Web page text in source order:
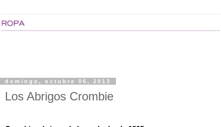
domingo, octubre 06, 2013
Los Abrigos Crombie